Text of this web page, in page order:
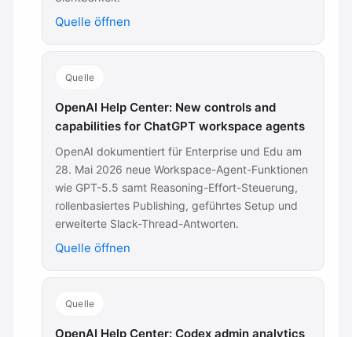
Quelle öffnen
Quelle
OpenAI Help Center: New controls and
capabilities for ChatGPT workspace agents
OpenAI dokumentiert für Enterprise und Edu am
28. Mai 2026 neue Workspace-Agent-Funktionen
wie GPT-5.5 samt Reasoning-Effort-Steuerung,
rollenbasiertes Publishing, geführtes Setup und
erweiterte Slack-Thread-Antworten.
Quelle öffnen
Quelle
OpenAI Help Center: Codex admin analytics